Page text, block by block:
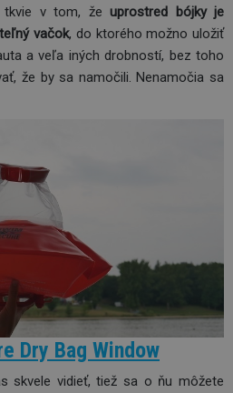
tkvie v tom, že uprostred bójky je
vačok, do ktorého možno uložiť
a veľa iných drobností, bez toho
že by sa namočili. Nenamočia sa
Dry Bag Window
skvele vidieť, tiež sa o ňu môžete